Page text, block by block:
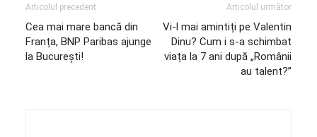
Articolul precedent
Cea mai mare bancă din
Franța, BNP Paribas ajunge
la București!
Articolul următor
Vi-l mai amintiți pe Valentin
Dinu? Cum i s-a schimbat
viața la 7 ani după „Românii
au talent?”